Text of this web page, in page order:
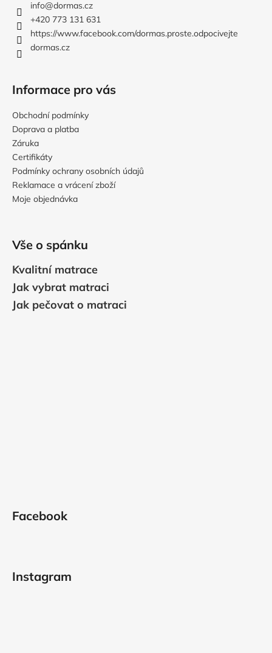
info@dormas.cz
+420 773 131 631
https://www.facebook.com/dormas.proste.odpocivejte
dormas.cz
Informace pro vás
Obchodní podmínky
Doprava a platba
Záruka
Certifikáty
Podmínky ochrany osobních údajů
Reklamace a vrácení zboží
Moje objednávka
Vše o spánku
Kvalitní matrace
Jak vybrat matraci
Jak pečovat o matraci
Facebook
Instagram